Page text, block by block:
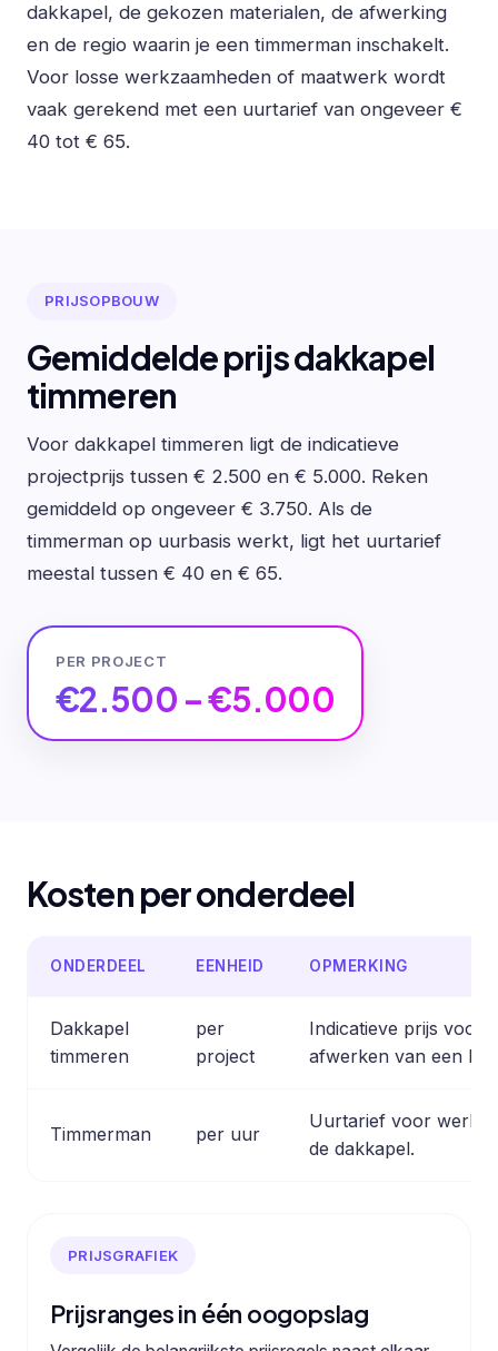
dakkapel, de gekozen materialen, de afwerking
en de regio waarin je een timmerman inschakelt.
Voor losse werkzaamheden of maatwerk wordt
vaak gerekend met een uurtarief van ongeveer €
40 tot € 65.
PRIJSOPBOUW
Gemiddelde prijs dakkapel
timmeren
Voor dakkapel timmeren ligt de indicatieve
projectprijs tussen € 2.500 en € 5.000. Reken
gemiddeld op ongeveer € 3.750. Als de
timmerman op uurbasis werkt, ligt het uurtarief
meestal tussen € 40 en € 65.
PER PROJECT
€2.500 – €5.000
Kosten per onderdeel
ONDERDEEL EENHEID OPMERKING
Dakkapel
timmeren
per
project
Indicatieve prijs voor
afwerken van een
Timmerman per uur
Uurtarief voor
de dakkapel.
PRIJSGRAFIEK
Prijsranges in één oogopslag